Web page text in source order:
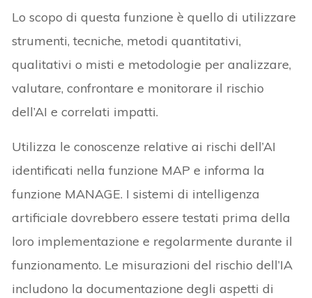
Lo scopo di questa funzione è quello di utilizzare
strumenti, tecniche, metodi quantitativi,
qualitativi o misti e metodologie per analizzare,
valutare, confrontare e monitorare il rischio
dell’AI e correlati impatti.
Utilizza le conoscenze relative ai rischi dell’AI
identificati nella funzione MAP e informa la
funzione MANAGE. I sistemi di intelligenza
artificiale dovrebbero essere testati prima della
loro implementazione e regolarmente durante il
funzionamento. Le misurazioni del rischio dell’IA
includono la documentazione degli aspetti di